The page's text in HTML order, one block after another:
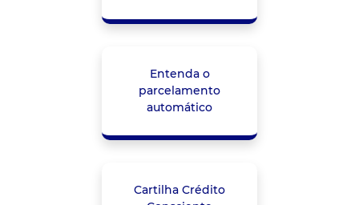
Entenda o
parcelamento
automático
Cartilha Crédito